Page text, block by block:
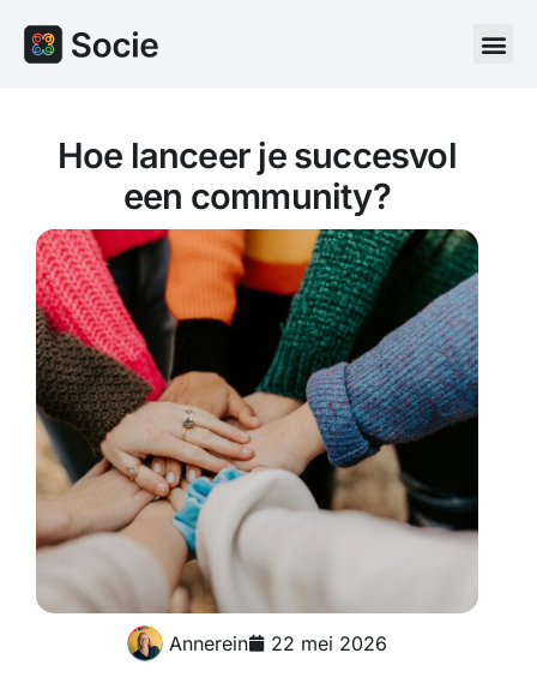
Hoe lanceer je succesvol
een community?
Annerein 22 mei 2026